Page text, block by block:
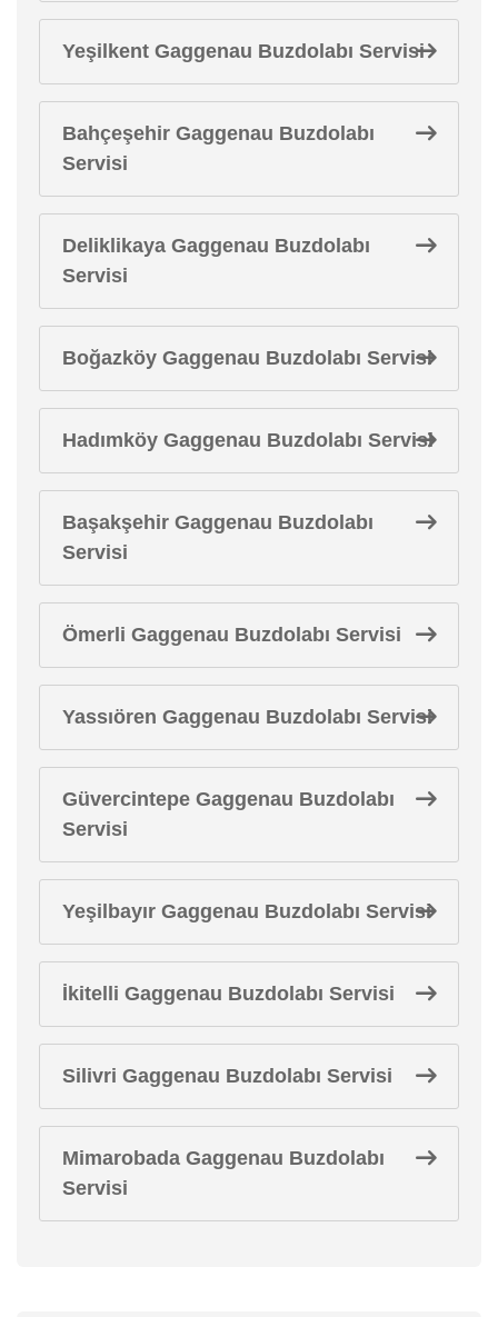
Yeşilkent Gaggenau Buzdolabı Servisi
Bahçeşehir Gaggenau Buzdolabı
Servisi
Deliklikaya Gaggenau Buzdolabı
Servisi
Boğazköy Gaggenau Buzdolabı Servisi
Hadımköy Gaggenau Buzdolabı Servisi
Başakşehir Gaggenau Buzdolabı
Servisi
Ömerli Gaggenau Buzdolabı Servisi
Yassıören Gaggenau Buzdolabı Servisi
Güvercintepe Gaggenau Buzdolabı
Servisi
Yeşilbayır Gaggenau Buzdolabı Servisi
İkitelli Gaggenau Buzdolabı Servisi
Silivri Gaggenau Buzdolabı Servisi
Mimarobada Gaggenau Buzdolabı
Servisi